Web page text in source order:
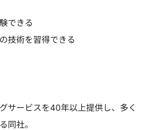
できる
技術を習得できる
サービスを40年以上提供し、多く
同社。